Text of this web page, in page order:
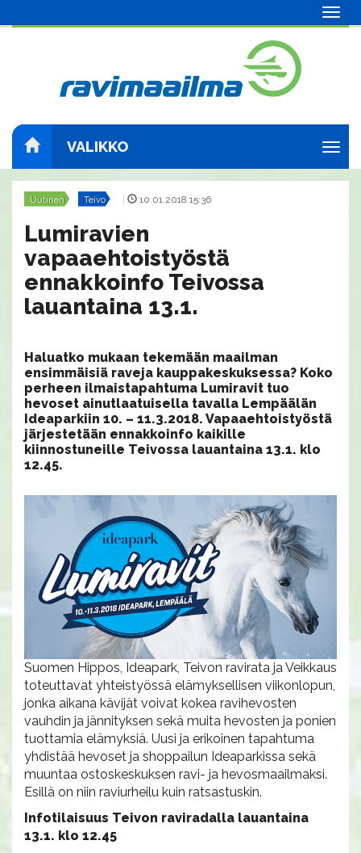
VALIKKO
Uutinen Teivo 10.01.2018 15:36
Lumiravien
vapaaehtoistyöstä
ennakkoinfo Teivossa
lauantaina 13.1.
Haluatko mukaan tekemään maailman
ensimmäisiä raveja kauppakeskuksessa? Koko
perheen ilmaistapahtuma Lumiravit tuo
hevoset ainutlaatuisella tavalla Lempäälän
Ideaparkiin 10. – 11.3.2018. Vapaaehtoistyöstä
järjestetään ennakkoinfo kaikille
kiinnostuneille Teivossa lauantaina 13.1. klo
12.45.
Suomen Hippos, Ideapark, Teivon ravirata ja Veikkaus
toteuttavat yhteistyössä elämyksellisen viikonlopun,
jonka aikana kävijät voivat kokea ravihevosten
vauhdin ja jännityksen sekä muita hevosten ja ponien
tuottamia elämyksiä. Uusi ja erikoinen tapahtuma
yhdistää hevoset ja shoppailun Ideaparkissa sekä
muuntaa ostoskeskuksen ravi- ja hevosmaailmaksi.
Esillä on niin raviurheilu kuin ratsastuskin.
Infotilaisuus Teivon raviradalla lauantaina
13.1. klo 12.45